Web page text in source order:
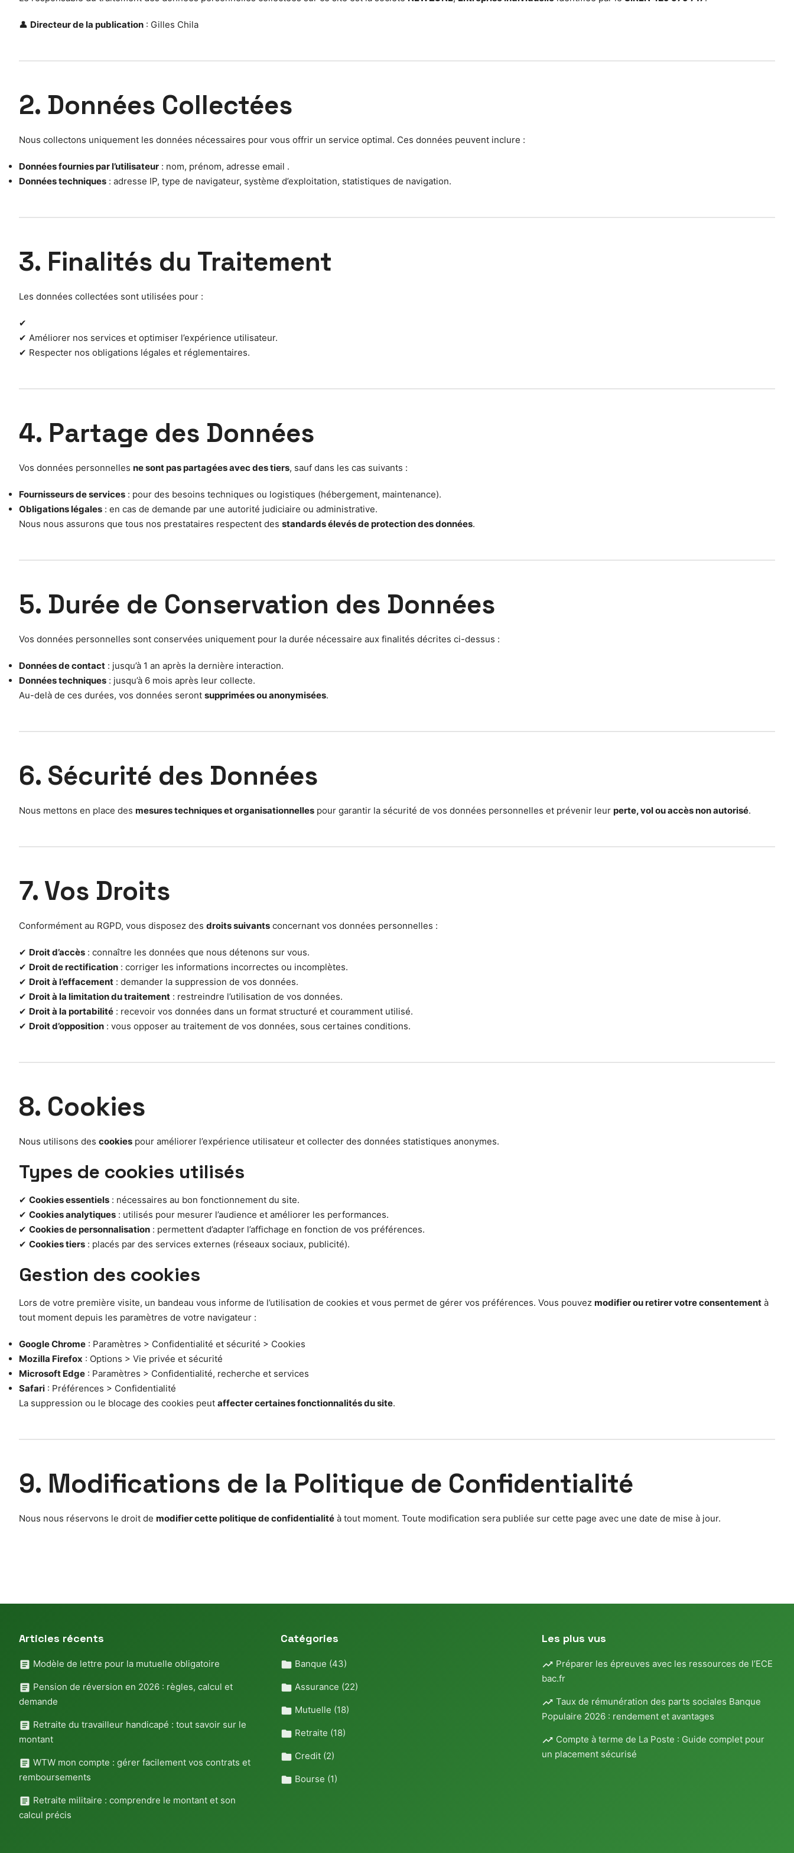
👤 Directeur de la publication : Gilles Chila
2. Données Collectées
Nous collectons uniquement les données nécessaires pour vous offrir un service optimal. Ces données peuvent inclure :
Données fournies par l’utilisateur : nom, prénom, adresse email .
Données techniques : adresse IP, type de navigateur, système d’exploitation, statistiques de navigation.
3. Finalités du Traitement
Les données collectées sont utilisées pour :
✔
✔ Améliorer nos services et optimiser l’expérience utilisateur.
✔ Respecter nos obligations légales et réglementaires.
4. Partage des Données
Vos données personnelles ne sont pas partagées avec des tiers, sauf dans les cas suivants :
Fournisseurs de services : pour des besoins techniques ou logistiques (hébergement, maintenance).
Obligations légales : en cas de demande par une autorité judiciaire ou administrative.
Nous nous assurons que tous nos prestataires respectent des standards élevés de protection des données.
5. Durée de Conservation des Données
Vos données personnelles sont conservées uniquement pour la durée nécessaire aux finalités décrites ci-dessus :
Données de contact : jusqu’à 1 an après la dernière interaction.
Données techniques : jusqu’à 6 mois après leur collecte.
Au-delà de ces durées, vos données seront supprimées ou anonymisées.
6. Sécurité des Données
Nous mettons en place des mesures techniques et organisationnelles pour garantir la sécurité de vos données personnelles et prévenir leur perte, vol ou accès non autorisé.
7. Vos Droits
Conformément au RGPD, vous disposez des droits suivants concernant vos données personnelles :
✔ Droit d’accès : connaître les données que nous détenons sur vous.
✔ Droit de rectification : corriger les informations incorrectes ou incomplètes.
✔ Droit à l’effacement : demander la suppression de vos données.
✔ Droit à la limitation du traitement : restreindre l’utilisation de vos données.
✔ Droit à la portabilité : recevoir vos données dans un format structuré et couramment utilisé.
✔ Droit d’opposition : vous opposer au traitement de vos données, sous certaines conditions.
8. Cookies
Nous utilisons des cookies pour améliorer l’expérience utilisateur et collecter des données statistiques anonymes.
Types de cookies utilisés
✔ Cookies essentiels : nécessaires au bon fonctionnement du site.
✔ Cookies analytiques : utilisés pour mesurer l’audience et améliorer les performances.
✔ Cookies de personnalisation : permettent d’adapter l’affichage en fonction de vos préférences.
✔ Cookies tiers : placés par des services externes (réseaux sociaux, publicité).
Gestion des cookies
Lors de votre première visite, un bandeau vous informe de l’utilisation de cookies et vous permet de gérer vos préférences. Vous pouvez modifier ou retirer votre consentement à
tout moment depuis les paramètres de votre navigateur :
Google Chrome : Paramètres > Confidentialité et sécurité > Cookies
Mozilla Firefox : Options > Vie privée et sécurité
Microsoft Edge : Paramètres > Confidentialité, recherche et services
Safari : Préférences > Confidentialité
La suppression ou le blocage des cookies peut affecter certaines fonctionnalités du site.
9. Modifications de la Politique de Confidentialité
Nous nous réservons le droit de modifier cette politique de confidentialité à tout moment. Toute modification sera publiée sur cette page avec une date de mise à jour.
Articles récents
Modèle de lettre pour la mutuelle obligatoire
Pension de réversion en 2026 : règles, calcul et
demande
Retraite du travailleur handicapé : tout savoir sur le
montant
WTW mon compte : gérer facilement vos contrats et
remboursements
Retraite militaire : comprendre le montant et son
calcul précis
Catégories
Banque (43)
Assurance (22)
Mutuelle (18)
Retraite (18)
Credit (2)
Bourse (1)
Les plus vus
Préparer les épreuves avec les ressources de l’ECE
bac.fr
Taux de rémunération des parts sociales Banque
Populaire 2026 : rendement et avantages
Compte à terme de La Poste : Guide complet pour
un placement sécurisé